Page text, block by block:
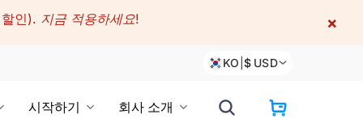
인). 지금 적용하세요! ×
KO |$ USD
시작하기 회사 소개